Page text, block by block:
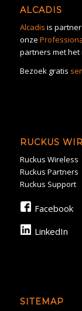
ALCADIS
Alcadis is
onze
partners met het
Bezoek gratis
RUCKUS
Ruckus Wireless
Ruckus Partners
Ruckus Support
Facebook
LinkedIn
SITEMAP